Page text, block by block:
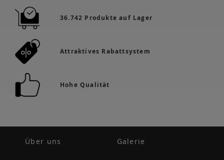
36.742 Produkte auf Lager
Attraktives Rabattsystem
Hohe Qualität
Über uns Galerie